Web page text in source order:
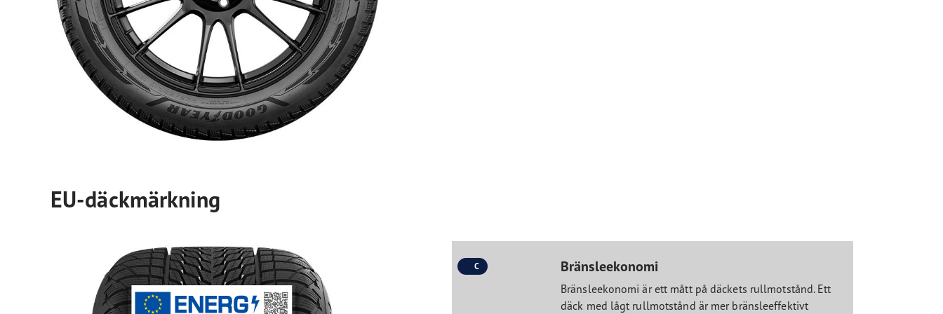
EU-däckmärkning
C Bränsleekonomi
Bränsleekonomi är ett mått på däckets rullmotstånd. Ett
däck med lågt rullmotstånd är mer bränsleeffektivt